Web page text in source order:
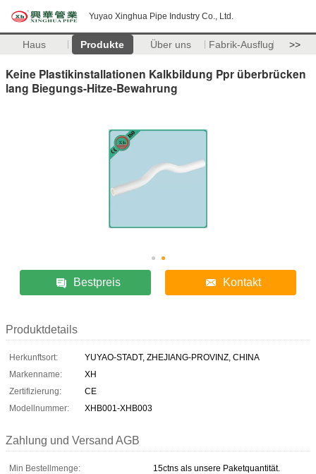
Yuyao Xinghua Pipe Industry Co., Ltd.
Haus Produkte Über uns Fabrik-Ausflug >>
Keine Plastikinstallationen Kalkbildung Ppr überbrücken
lang Biegungs-Hitze-Bewahrung
Bestpreis Kontakt
Produktdetails
Herkunftsort:
YUYAO-STADT, ZHEJIANG-PROVINZ, CHINA
Markenname:
XH
Zertifizierung:
CE
Modellnummer:
XHB001-XHB003
Zahlung und Versand AGB
Min Bestellmenge:
15ctns als unsere Paketquantität.